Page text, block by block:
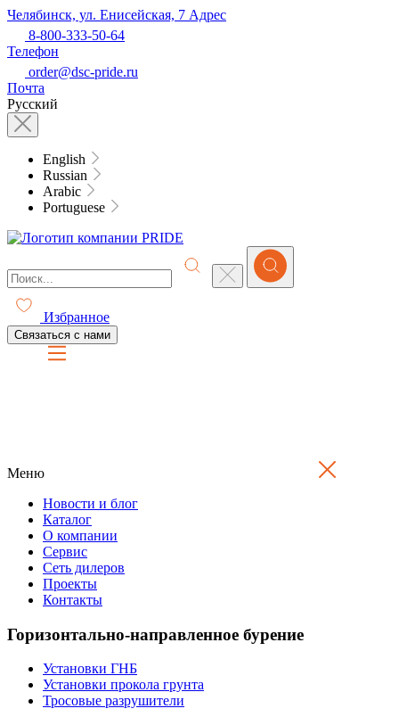
Челябинск, ул. Енисейская, 7 Адрес
8-800-333-50-64
Телефон
order@dsc-pride.ru
Почта
Русский
English
Russian
Arabic
Portuguese
Избранное
Связаться с нами
Меню
Новости и блог
Каталог
О компании
Сервис
Сеть дилеров
Проекты
Контакты
Горизонтально-направленное бурение
Установки ГНБ
Установки прокола грунта
Тросовые разрушители